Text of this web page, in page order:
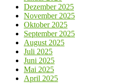
Dezember 2025
November 2025
Oktober 2025
September 2025
August 2025
Juli 2025
Juni 2025
Mai 2025
April 2025